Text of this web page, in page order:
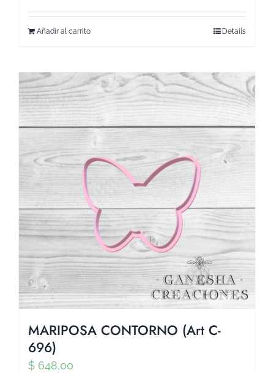
Añadir al carrito Details
MARIPOSA CONTORNO (Art C-
696)
$ 648,00